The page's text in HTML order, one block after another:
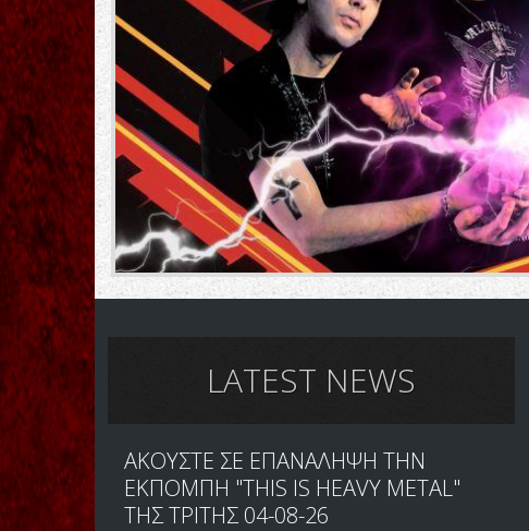
LATEST NEWS
ΑΚΟΥΣΤΕ ΣΕ ΕΠΑΝΑΛΗΨΗ ΤΗΝ
ΕΚΠΟΜΠΗ "THIS IS HEAVY METAL"
ΤΗΣ ΤΡΙΤΗΣ 04-08-26